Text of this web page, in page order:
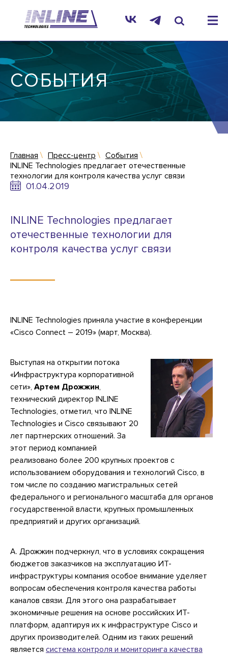
СОБЫТИЯ
Главная Пресс-центр
События
INLINE Technologies предлагает отечественные
технологии для контроля качества услуг связи
01.04.2019
INLINE Technologies предлагает
отечественные технологии для
контроля качества услуг связи
INLINE Technologies приняла участие в конференции
«Cisco Connect – 2019» (март, Москва).
Выступая на открытии потока
«Инфраструктура корпоративной
сети», Артем Дрожжин,
технический директор INLINE
Technologies, отметил, что INLINE
Technologies и Cisco связывают 20
лет партнерских отношений. За
этот период компанией
реализовано более 200 крупных проектов с
использованием оборудования и технологий Cisco, в
том числе по созданию магистральных сетей
федерального и регионального масштаба для органов
государственной власти, крупных промышленных
предприятий и других организаций.
А. Дрожжин подчеркнул, что в условиях сокращения
бюджетов заказчиков на эксплуатацию ИТ-
инфраструктуры компания особое внимание уделяет
вопросам обеспечения контроля качества работы
каналов связи. Для этого она разрабатывает
экономичные решения на основе российских ИТ-
платформ, адаптируя их к инфраструктуре Cisco и
других производителей. Одним из таких решений
является система контроля и мониторинга качества